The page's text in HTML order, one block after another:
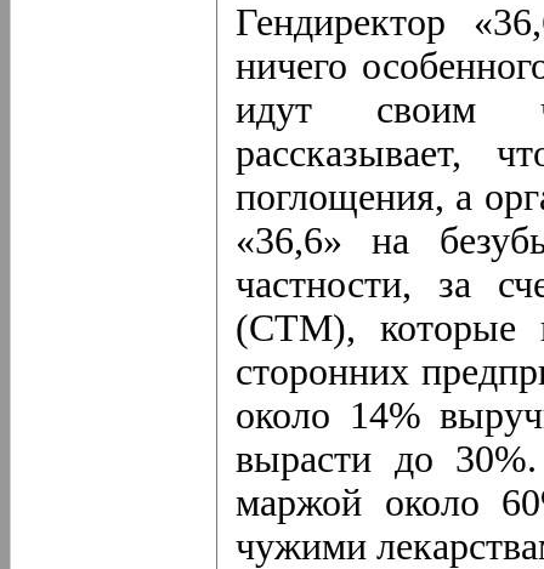
Гендиректор
ничего
идут своим
рассказывает,
поглощения, а
«36,6» на
частности, за
(СТМ), которые
сторонних
около 14%
вырасти до
маржой около
чужими